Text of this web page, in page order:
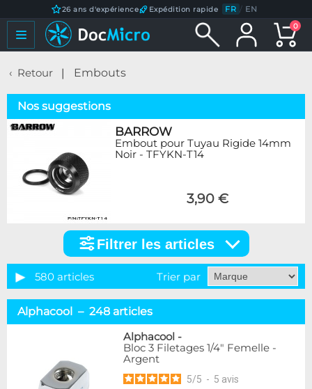
26 ans d'expérience Expédition rapide FR / EN
0
Retour Embouts
Nos suggestions
BARROW
Embout pour Tuyau Rigide 14mm
Noir - TFYKN-T14
3,90 €
articles
Catégorie
Embouts tuyaux souples
Embouts tubes rigides
110
18
Adaptateurs
338
Filtrer les articles
580 articles Trier par
Alphacool – 248 articles
Alphacool -
Bloc 3 Filetages 1/4" Femelle -
Argent
5/5 - 5 avis